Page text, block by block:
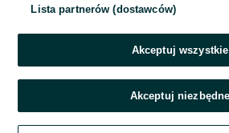
Zaloguj się
Lista partnerów (dostawców)
Akceptuj wszystkie
Akceptuj niezbędne